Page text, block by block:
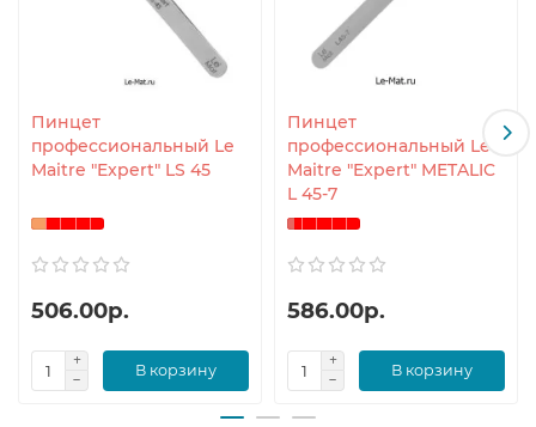
Пинцет
профессиональный Le
Maitre "Expert" LS 45
506.00р.
В корзину
Пинцет
профессиональный Le
Maitre "Expert" METALIC
L 45-7
586.00р.
В корзину